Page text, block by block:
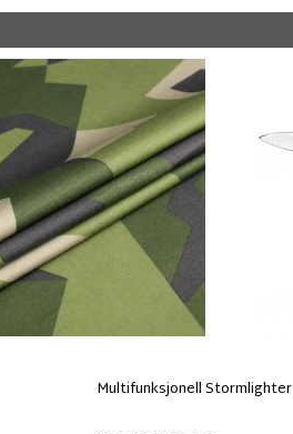
Multifunksjonell Stormlighter